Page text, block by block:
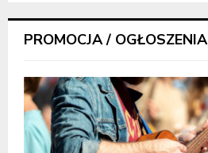
PROMOCJA / OGŁOSZENIA